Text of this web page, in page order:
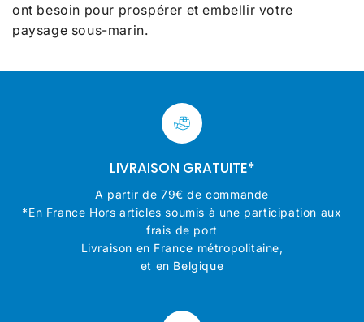
ont besoin pour prospérer et embellir votre
paysage sous-marin.
LIVRAISON GRATUITE*
A partir de 79€ de commande
*En France Hors articles soumis à une participation aux
frais de port
Livraison en France métropolitaine,
et en Belgique